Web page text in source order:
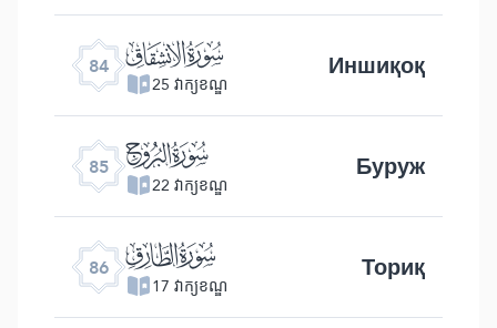
84 ﰁ
25 វាក្យខណ្ឌ Иншиқоқ
85 ﰂ
22 វាក្យខណ្ឌ Буруж
86 ﰃ
17 វាក្យខណ្ឌ Ториқ